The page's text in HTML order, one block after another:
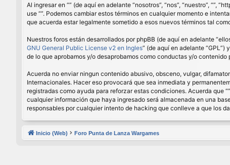
Al ingresar en “” (de aquí en adelante “nosotros”, “nos”, “nuestro”,
use “”. Podemos cambiar estos términos en cualquier momento e
que acuerda estar legalmente sometido a esos nuevos términos tal
Nuestros foros están desarrollados por phpBB (de aquí en adelante
GNU General Public License v2 en Ingles” (de aquí en adelante “GPL”)
de lo que aprobamos y/o desaprobamos como conductas y/o
Acuerda no enviar ningun contenido abusivo, obsceno, vulgar,
Internacionales. Hacer eso provocará que sea inmediata y
registradas como ayuda para reforzar estas condiciones. Acuerda que
cualquier información que haya ingresado será almacenada en una
responsables por cualquier intento de hacking que conlleve a que los
Inicio (Web) Foro Punta de Lanza Wargames